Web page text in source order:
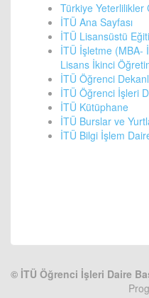
Türkiye Yeterlilikler
İTÜ Ana Sayfası
İTÜ Lisansüstü
İTÜ İşletme (MBA-
Lisans İkinci
İTÜ Öğrenci
İTÜ Öğrenci İşleri
İTÜ Kütüphane
İTÜ Burslar ve
İTÜ Bilgi İşlem
© İTÜ Öğrenci İşleri Daire